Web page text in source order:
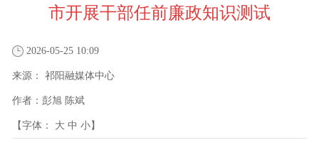
市开展干部任前廉政知识测试
2026-05-25 10:09
来源： 祁阳融媒体中心
作者： 彭旭 陈斌
【字体： 大 中 小】